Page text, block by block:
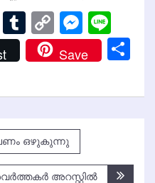
Pinterest
Tumblr
Copy
Link
Save
ഒഴുകുന്നു
അറസ്റ്റില്‍